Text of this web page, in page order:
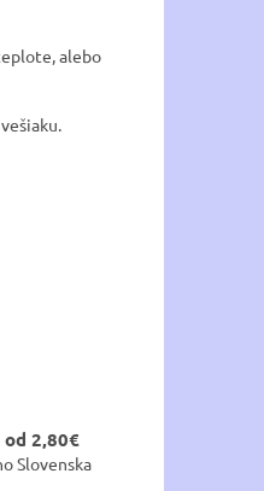
alebo
od 2,80€
Slovenska